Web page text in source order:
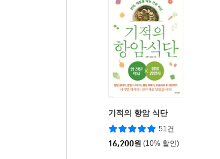
기적의 항암 식단
51건
16,200원 (10% 할인)